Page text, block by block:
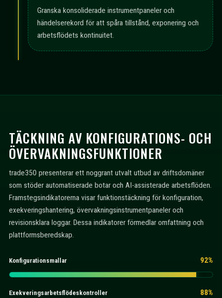
Granska konsoliderade instrumentpaneler och
händelserekord för att spåra tillstånd, exponering och
arbetsflödets kontinuitet.
TÄCKNING AV KONFIGURATIONS- OCH
ÖVERVAKNINGSFUNKTIONER
trade350 presenterar ett noggrant utvalt utbud av driftsdomäner
som stöder automatiserade botar och AI-assisterade arbetsflöden.
Framstegsindikatorerna visar funktionstäckning för konfiguration,
exekveringshantering, övervakningsinstrumentpaneler och
revisionsklara loggar. Dessa indikatorer förmedlar omfattning och
plattformsberedskap.
Konfigurationsmallar 92%
Exekveringsarbetsflödeskontroller 88%